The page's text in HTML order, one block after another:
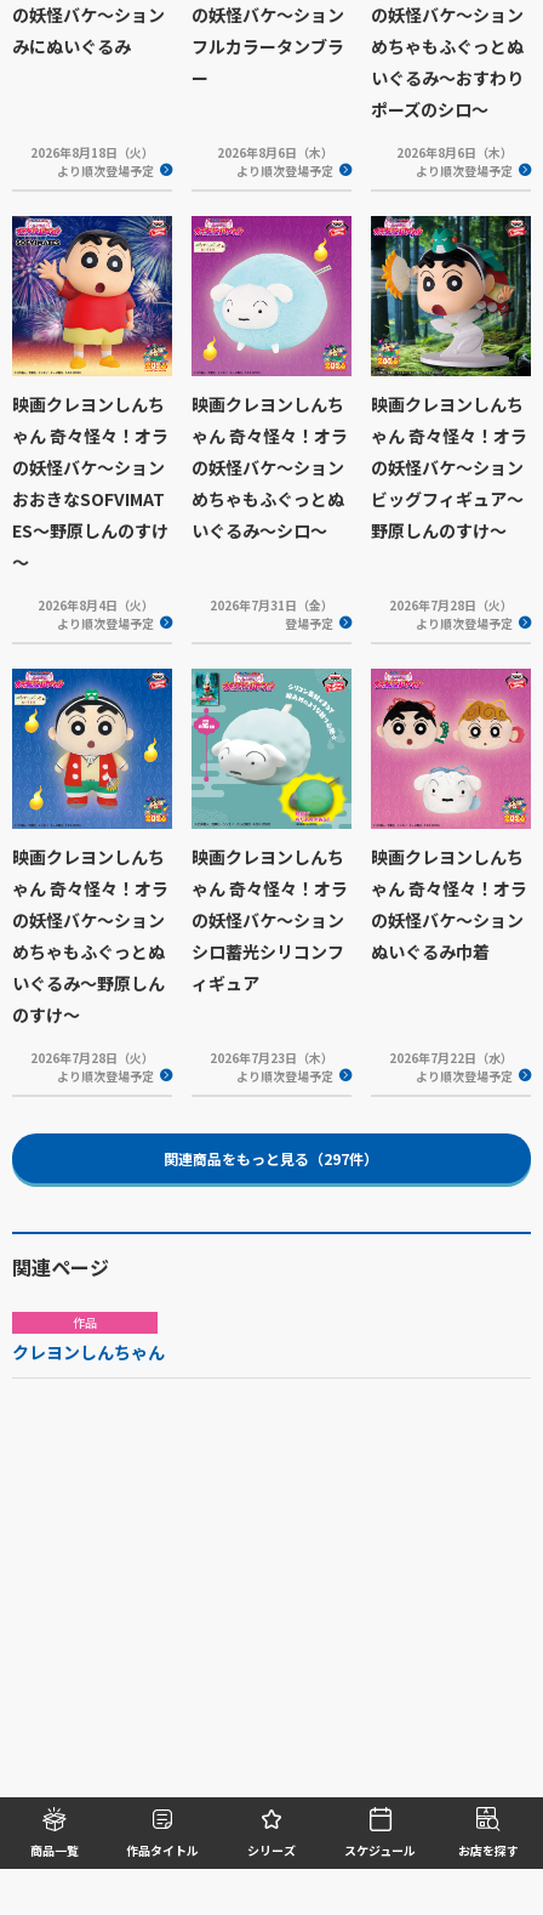
商品一覧 作品タイトル シリーズ スケジュール お店を探す
の妖怪バケ～ション
みにぬいぐるみ
2026年8月18日（火）
より順次登場予定
の妖怪バケ～ション
フルカラータンブラ
ー
2026年8月6日（木）
より順次登場予定
の妖怪バケ～ション
めちゃもふぐっとぬ
いぐるみ～おすわり
ポーズのシロ～
2026年8月6日（木）
より順次登場予定
映画クレヨンしんち
ゃん 奇々怪々！オラ
の妖怪バケ～ション
おおきなSOFVIMAT
ES～野原しんのすけ
～
2026年8月4日（火）
より順次登場予定
映画クレヨンしんち
ゃん 奇々怪々！オラ
の妖怪バケ～ション
めちゃもふぐっとぬ
いぐるみ～シロ～
2026年7月31日（金）
登場予定
映画クレヨンしんち
ゃん 奇々怪々！オラ
の妖怪バケ～ション
ビッグフィギュア～
野原しんのすけ～
2026年7月28日（火）
より順次登場予定
映画クレヨンしんち
ゃん 奇々怪々！オラ
の妖怪バケ～ション
めちゃもふぐっとぬ
いぐるみ～野原しん
のすけ～
2026年7月28日（火）
より順次登場予定
映画クレヨンしんち
ゃん 奇々怪々！オラ
の妖怪バケ～ション
シロ蓄光シリコンフ
ィギュア
2026年7月23日（木）
より順次登場予定
映画クレヨンしんち
ゃん 奇々怪々！オラ
の妖怪バケ～ション
ぬいぐるみ巾着
2026年7月22日（水）
より順次登場予定
関連商品をもっと見る（297件）
関連ページ
作品
クレヨンしんちゃん